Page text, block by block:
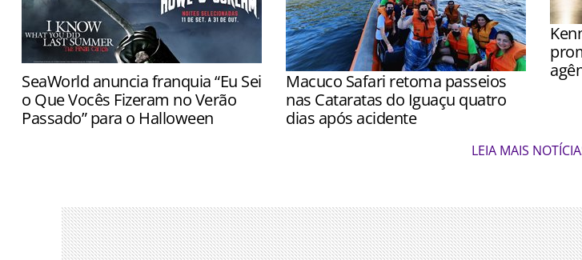
SeaWorld anuncia franquia “Eu Sei
o Que Vocês Fizeram no Verão
Passado” para o Halloween
Macuco Safari retoma passeios
nas Cataratas do Iguaçu quatro
dias após acidente
Passeios voltaram a ser realizados a
LEIA MAIS